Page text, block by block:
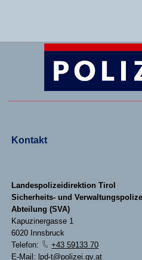
Kontakt
Landespolizeidirektion Tirol
Sicherheits- und
Abteilung (SVA)
Kapuzinergasse 1
6020 Innsbruck
Telefon:
+43 59133 70
E-Mail: lpd-t@polizei.gv.at